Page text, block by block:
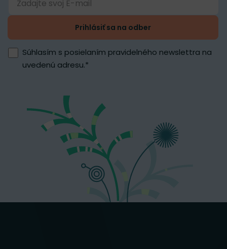
Prihlásiť sa na odber
Súhlasím s posielaním pravidelného newslettra na
uvedenú adresu.*